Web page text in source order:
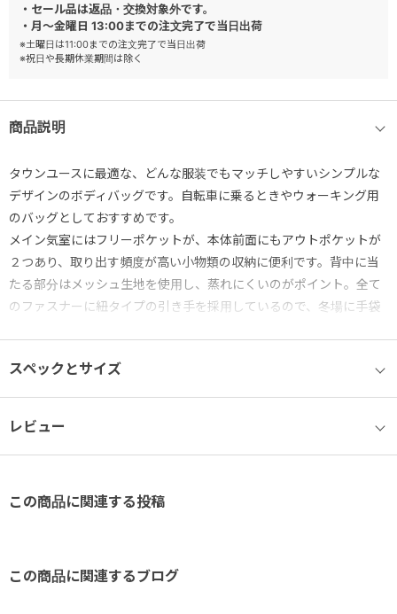
・セール品は返品・交換対象外です。
・月～金曜日 13:00までの注文完了で当日出荷
※土曜日は11:00までの注文完了で当日出荷
※祝日や長期休業期間は除く
商品説明
タウンユースに最適な、どんな服装でもマッチしやすいシンプルな
デザインのボディバッグです。自転車に乗るときやウォーキング用
のバッグとしておすすめです。
メイン気室にはフリーポケットが、本体前面にもアウトポケットが
２つあり、取り出す頻度が高い小物類の収納に便利です。背中に当
たる部分はメッシュ生地を使用し、蒸れにくいのがポイント。全て
のファスナーに紐タイプの引き手を採用しているので、冬場に手袋
スペックとサイズ
レビュー
この商品に関連する投稿
この商品に関連するブログ